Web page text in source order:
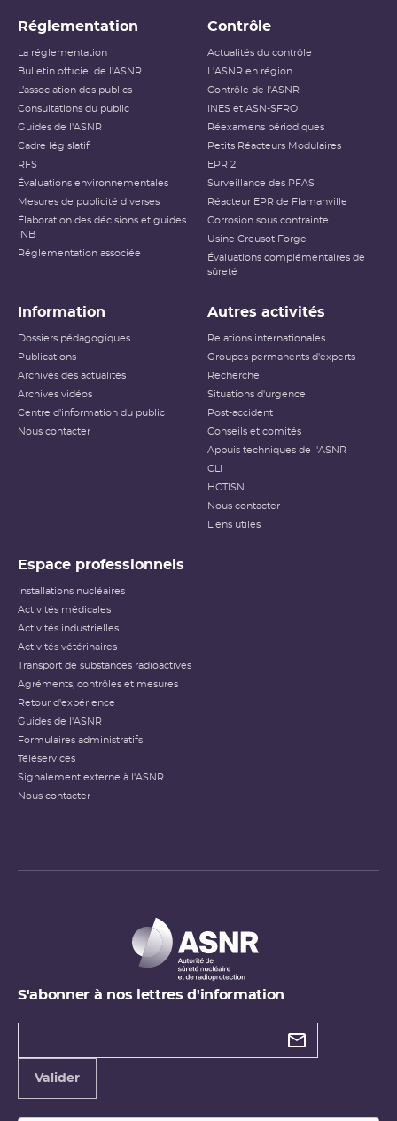
Réglementation
La réglementation
Bulletin officiel de l'ASNR
L’association des publics
Consultations du public
Guides de l'ASNR
Cadre législatif
RFS
Évaluations environnementales
Mesures de publicité diverses
Élaboration des décisions et guides
INB
Réglementation associée
Contrôle
Actualités du contrôle
L'ASNR en région
Contrôle de l'ASNR
INES et ASN-SFRO
Réexamens périodiques
Petits Réacteurs Modulaires
EPR 2
Surveillance des PFAS
Réacteur EPR de Flamanville
Corrosion sous contrainte
Usine Creusot Forge
Évaluations complémentaires de
sûreté
Information
Dossiers pédagogiques
Publications
Archives des actualités
Archives vidéos
Centre d'information du public
Nous contacter
Autres activités
Relations internationales
Groupes permanents d'experts
Recherche
Situations d'urgence
Post-accident
Conseils et comités
Appuis techniques de l'ASNR
CLI
HCTISN
Nous contacter
Liens utiles
Espace professionnels
Installations nucléaires
Activités médicales
Activités industrielles
Activités vétérinaires
Transport de substances radioactives
Agréments, contrôles et mesures
Retour d'expérience
Guides de l'ASNR
Formulaires administratifs
Téléservices
Signalement externe à l'ASNR
Nous contacter
S'abonner à nos lettres d'information
Types de
mail
Valider